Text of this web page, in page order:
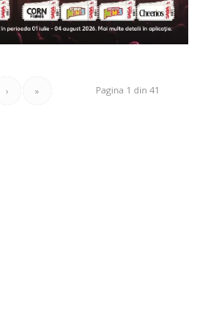
Pagina 1 din 41
› »